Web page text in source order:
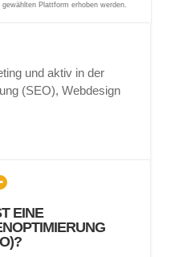
gewählten Plattform erhoben werden.
und aktiv in der
(SEO), Webdesign
EINE